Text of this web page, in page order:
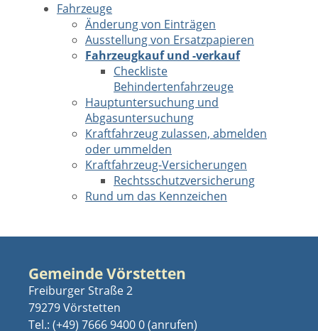
Fahrzeuge
Änderung von Einträgen
Ausstellung von Ersatzpapieren
Fahrzeugkauf und -verkauf
Checkliste
Behindertenfahrzeuge
Hauptuntersuchung und
Abgasuntersuchung
Kraftfahrzeug zulassen, abmelden
oder ummelden
Kraftfahrzeug-Versicherungen
Rechtsschutzversicherung
Rund um das Kennzeichen
Gemeinde Vörstetten
Freiburger Straße 2
79279 Vörstetten
Tel.: (+49) 7666 9400 0